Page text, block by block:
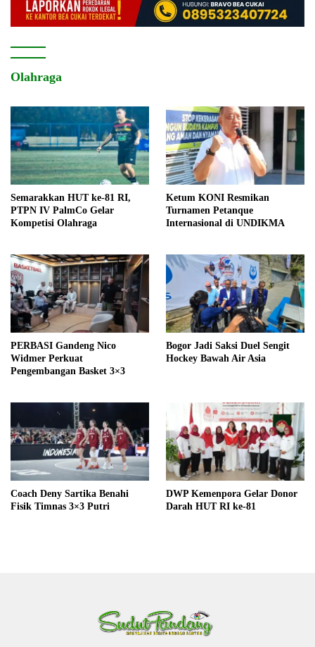
Olahraga
Semarakkan HUT ke-81 RI,
PTPN IV PalmCo Gelar
Kompetisi Olahraga
Ketum KONI Resmikan
Turnamen Petanque
Internasional di UNDIKMA
PERBASI Gandeng Nico
Widmer Perkuat
Pengembangan Basket 3×3
Bogor Jadi Saksi Duel Sengit
Hockey Bawah Air Asia
Coach Deny Sartika Benahi
Fisik Timnas 3×3 Putri
DWP Kemenpora Gelar Donor
Darah HUT RI ke-81